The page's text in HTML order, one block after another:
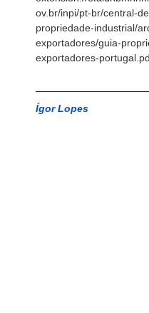
ov.br/inpi/pt-br/central-
propriedade-industrial/
exportadores/guia-
exportadores-
Ígor Lopes